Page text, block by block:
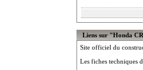
Liens sur "Honda
Site officiel du
Les fiches techniques